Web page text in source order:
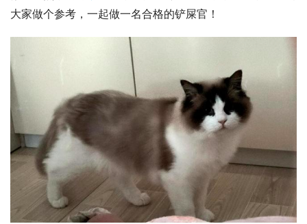
大家做个参考，一起做一名合格的铲屎官！